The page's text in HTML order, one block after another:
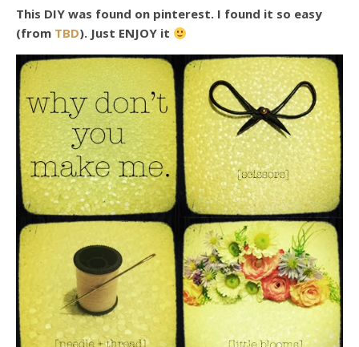
This DIY was found on pinterest. I found it so easy
(from TBD). Just ENJOY it